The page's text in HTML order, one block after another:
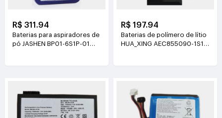
R$ 311.94
Baterias para aspiradores de
pó JASHEN BP01-6S1P-01
R$ 197.94
Baterias de polímero de lítio
HUA_XING AEC855090-1S1P